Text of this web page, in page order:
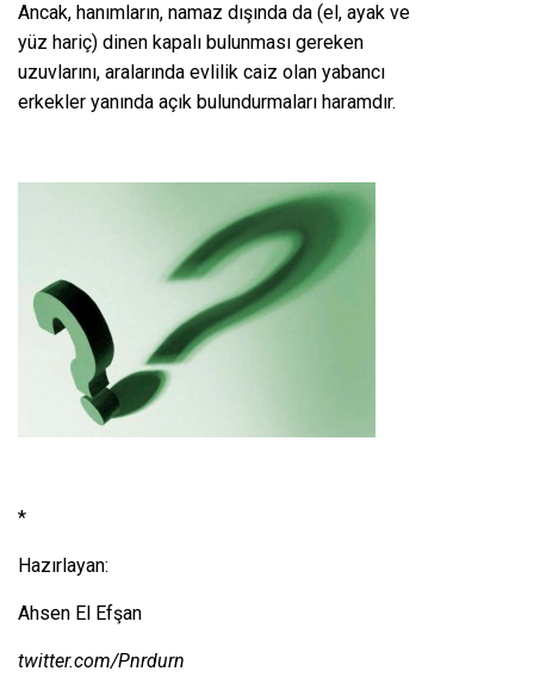
Ancak, hanımların, namaz dışında da (el, ayak ve
yüz hariç) dinen kapalı bulunması gereken
uzuvlarını, aralarında evlilik caiz olan yabancı
erkekler yanında açık bulundurmaları haramdır.
*
Hazırlayan:
Ahsen El Efşan
twitter.com/Pnrdurn